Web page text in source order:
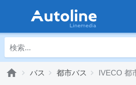
バス 都市バス IVECO 都